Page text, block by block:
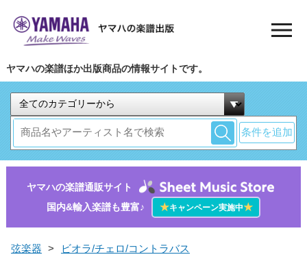
ヤマハの楽譜ほか出版商品の情報サイトです。
条件を追加
ヤマハの楽譜通販サイト
国内&輸入楽譜も豊富♪
★キャンペーン実施中★
弦楽器 > ビオラ/チェロ/コントラバス